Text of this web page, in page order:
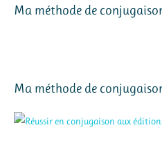
Ma méthode de
Ma méthode de